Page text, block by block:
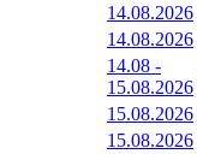
14.08.2026
14.08.2026
14.08 -
15.08.2026
15.08.2026
15.08.2026